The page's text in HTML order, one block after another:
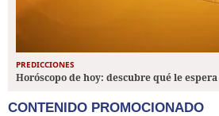
PREDICCIONES
Horóscopo de hoy: descubre qué le
CONTENIDO PROMOCIONADO